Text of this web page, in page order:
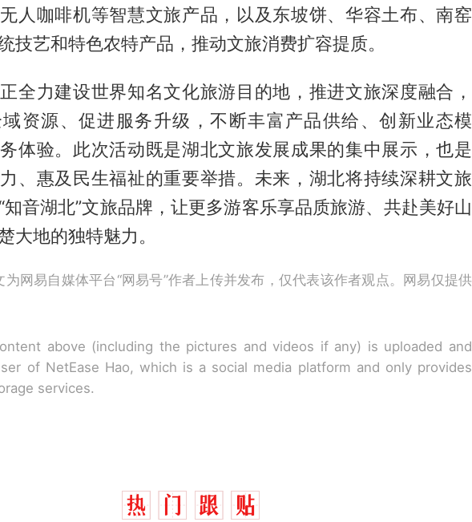
人咖啡机等智慧文旅产品，以及东坡饼、华容土布、南窑
技艺和特色农特产品，推动文旅消费扩容提质。
全力建设世界知名文化旅游目的地，推进文旅深度融合，
资源、促进服务升级，不断丰富产品供给、创新业态模
体验。此次活动既是湖北文旅发展成果的集中展示，也是
、惠及民生福祉的重要举措。未来，湖北将持续深耕文旅
知音湖北”文旅品牌，让更多游客乐享品质旅游、共赴美好山
大地的独特魅力。
为网易自媒体平台“网易号”作者上传并发布，仅代表该作者观点。网易仅提供
above (including the pictures and videos if any) is uploaded and
of NetEase Hao, which is a social media platform and only provides
services.